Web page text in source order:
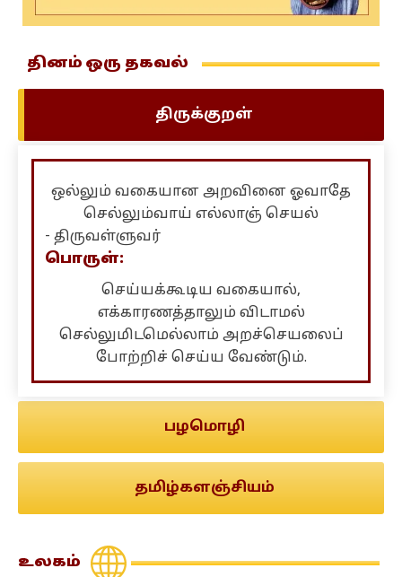
தினம் ஒரு தகவல்
திருக்குறள்
ஒல்லும் வகையான அறவினை ஓவாதே
செல்லும்வாய் எல்லாஞ் செயல்
- திருவள்ளுவர்
பொருள்:
செய்யக்கூடிய வகையால்,
எக்காரணத்தாலும் விடாமல்
செல்லுமிடமெல்லாம் அறச்செயலைப்
போற்றிச் செய்ய வேண்டும்.
பழமொழி
தமிழ்களஞ்சியம்
உலகம்